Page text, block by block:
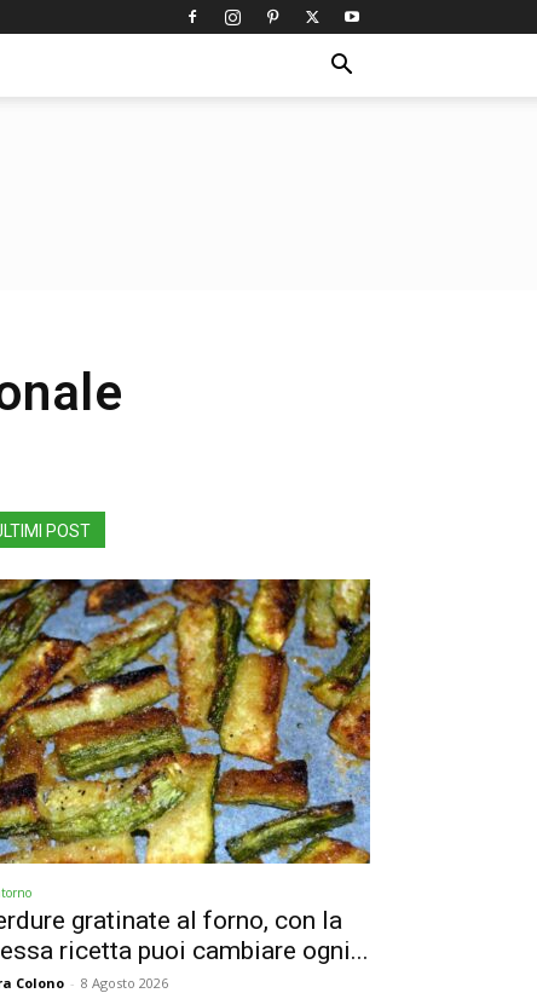
POST
gratinate al forno, con la
ricetta puoi cambiare ogni...
Colono - 8 Agosto 2026